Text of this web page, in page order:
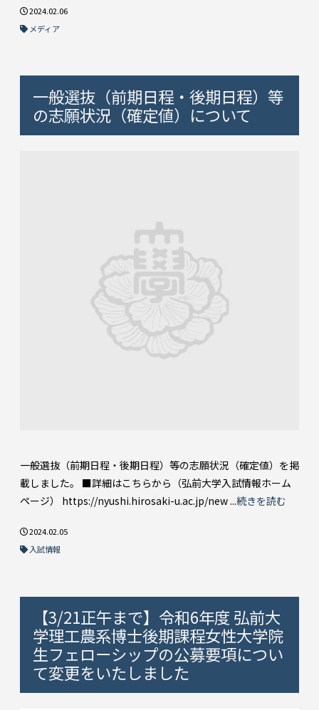
2024.02.06
メディア
一般選抜（前期日程・後期日程）等
の志願状況（確定値）について
一般選抜（前期日程・後期日程）等の志願状況（確定値）を掲
載しました。 ■詳細はこちらから（弘前大学入試情報ホーム
ページ） https://nyushi.hirosaki-u.ac.jp/new ...続きを読む
2024.02.05
入試情報
【3/21正午まで】令和6年度 弘前大
学理工農系博士後期課程女性大学院
生フェローシップの公募要項につい
て変更をいたしました